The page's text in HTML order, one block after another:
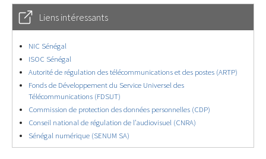
Liens intéressants
NIC Sénégal
ISOC Sénégal
Autorité de régulation des télécommunications et des postes (ARTP)
Fonds de Développement du Service Universel des
Télécommunications (FDSUT)
Commission de protection des données personnelles (CDP)
Conseil national de régulation de l’audiovisuel (CNRA)
Sénégal numérique (SENUM SA)